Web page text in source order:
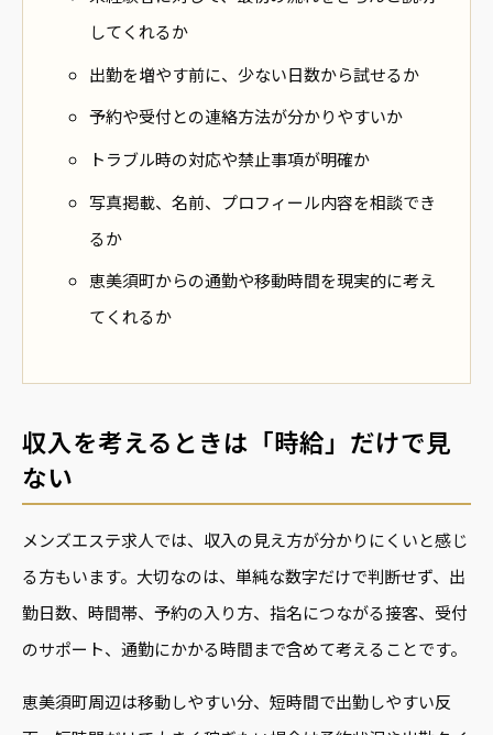
してくれるか
出勤を増やす前に、少ない日数から試せるか
予約や受付との連絡方法が分かりやすいか
トラブル時の対応や禁止事項が明確か
写真掲載、名前、プロフィール内容を相談でき
るか
恵美須町からの通勤や移動時間を現実的に考え
てくれるか
収入を考えるときは「時給」だけで見
ない
メンズエステ求人では、収入の見え方が分かりにくいと感じ
る方もいます。大切なのは、単純な数字だけで判断せず、出
勤日数、時間帯、予約の入り方、指名につながる接客、受付
のサポート、通勤にかかる時間まで含めて考えることです。
恵美須町周辺は移動しやすい分、短時間で出勤しやすい反